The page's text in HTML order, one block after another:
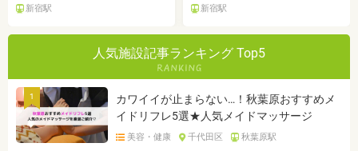
新宿駅
新宿駅
人気施設記事ランキング Top5
1
カワイイが止まらない…！秋葉原おすすめメ
イドリフレ5選★人気メイドマッサージ
美容・健康 千代田区 秋葉原駅